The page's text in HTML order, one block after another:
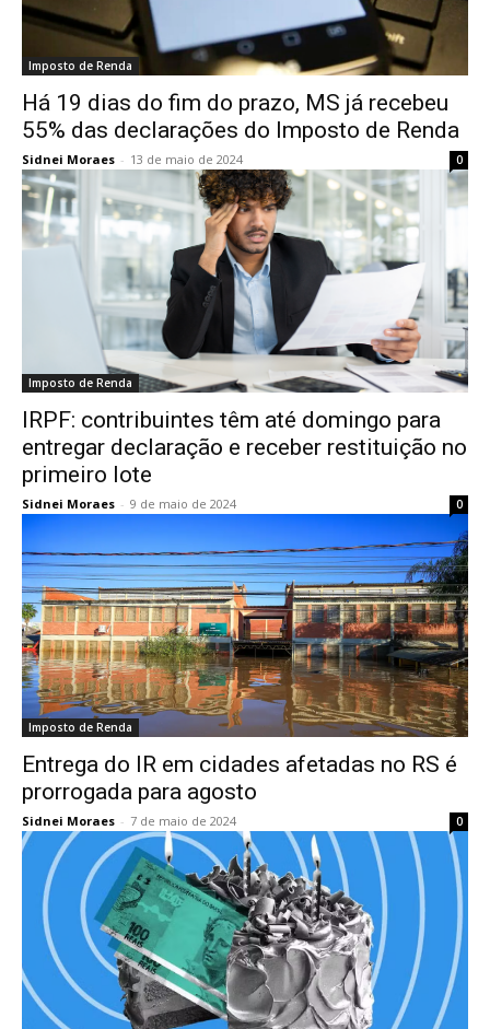
Imposto de Renda
Há 19 dias do fim do prazo, MS já recebeu
55% das declarações do Imposto de Renda
Sidnei Moraes - 13 de maio de 2024 0
Imposto de Renda
IRPF: contribuintes têm até domingo para
entregar declaração e receber restituição no
primeiro lote
Sidnei Moraes - 9 de maio de 2024 0
Imposto de Renda
Entrega do IR em cidades afetadas no RS é
prorrogada para agosto
Sidnei Moraes - 7 de maio de 2024 0